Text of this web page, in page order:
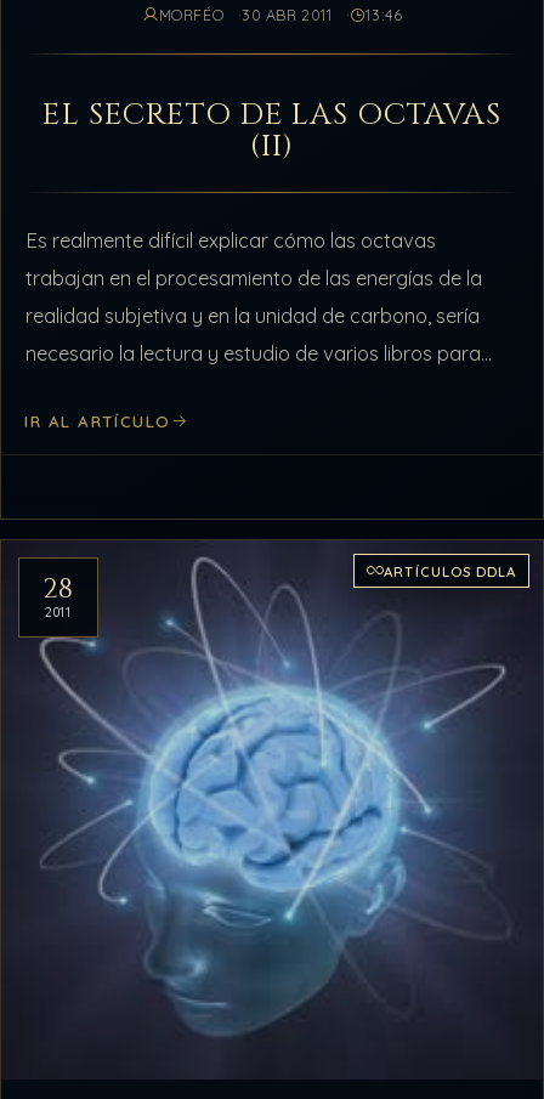
MORFÉO 30 ABR 2011 13:46
EL SECRETO DE LAS OCTAVAS
(II)
Es realmente difícil explicar cómo las octavas
trabajan en el procesamiento de las energías de la
realidad subjetiva y en la unidad de carbono, sería
necesario la lectura y estudio de varios libros para
IR AL ARTÍCULO
28
2011
ARTÍCULOS DDLA